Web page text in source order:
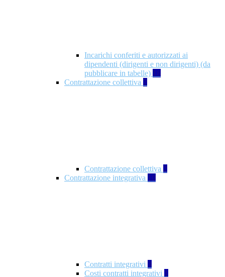
Incarichi conferiti e autorizzati ai
dipendenti (dirigenti e non dirigenti) (da
pubblicare in tabelle) 18
Contrattazione collettiva 2
Contrattazione collettiva 2
Contrattazione integrativa 10
Contratti integrativi 3
Costi contratti integrativi 1